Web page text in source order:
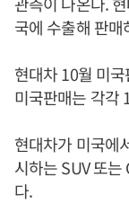
국에 수출해 판매
현대차 10월 미
미국판매는 각각
현대차가 미국에
시하는 SUV 또는
다.